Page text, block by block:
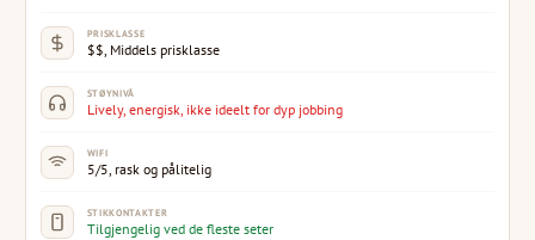
PRISKLASSE
$$, Middels prisklasse
STØYNIVÅ
Lively, energisk, ikke ideelt for dyp jobbing
WIFI
5/5, rask og pålitelig
STIKKONTAKTER
Tilgjengelig ved de fleste seter